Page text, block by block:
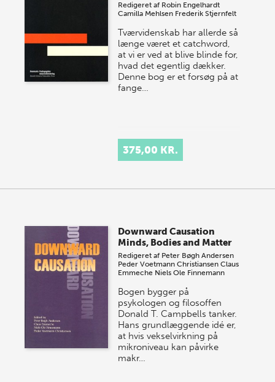
Redigeret af Robin Engelhardt
Camilla Mehlsen Frederik Stjernfelt
Tværvidenskab har allerde så
længe været et catchword,
at vi er ved at blive blinde for,
hvad det egentlig dækker.
Denne bog er et forsøg på at
fange…
375,00 KR.
Downward Causation
Minds, Bodies and Matter
Redigeret af Peter Bøgh Andersen
Peder Voetmann Christiansen Claus
Emmeche Niels Ole Finnemann
Bogen bygger på
psykologen og filosoffen
Donald T. Campbells tanker.
Hans grundlæggende idé er,
at hvis vekselvirkning på
mikroniveau kan påvirke
makr…